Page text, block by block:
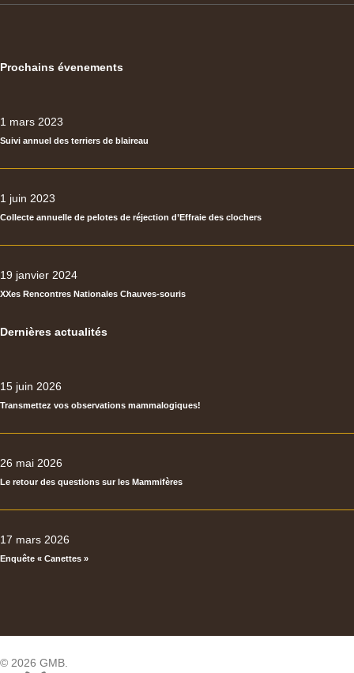
Prochains évenements
1 mars 2023
Suivi annuel des terriers de blaireau
1 juin 2023
Collecte annuelle de pelotes de réjection d’Effraie des clochers
19 janvier 2024
XXes Rencontres Nationales Chauves-souris
Dernières actualités
15 juin 2026
Transmettez vos observations mammalogiques!
26 mai 2026
Le retour des questions sur les Mammifères
17 mars 2026
Enquête « Canettes »
© 2026 GMB.